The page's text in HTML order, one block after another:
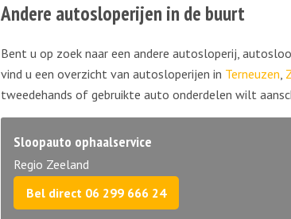
Andere autosloperijen in de buurt
Bent u op zoek naar een andere autosloperij,
vind u een overzicht van autosloperijen in Terneuzen,
tweedehands of gebruikte auto onderdelen wilt
Sloopauto ophaalservice
Regio Zeeland
Bel direct 06 299 666 24